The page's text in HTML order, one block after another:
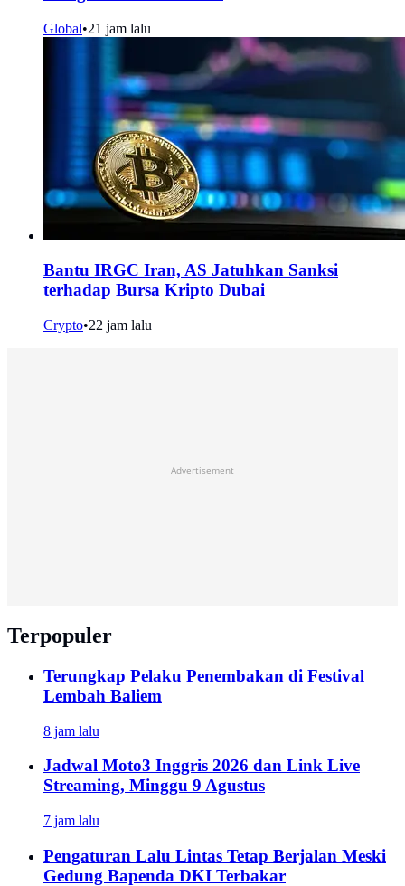
Global•21 jam lalu
Bantu IRGC Iran, AS Jatuhkan Sanksi
terhadap Bursa Kripto Dubai
Crypto•22 jam lalu
Advertisement
Terpopuler
Terungkap Pelaku Penembakan di Festival
Lembah Baliem
8 jam lalu
Jadwal Moto3 Inggris 2026 dan Link Live
Streaming, Minggu 9 Agustus
7 jam lalu
Pengaturan Lalu Lintas Tetap Berjalan Meski
Gedung Bapenda DKI Terbakar